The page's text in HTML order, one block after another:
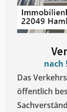
nach
Das
öffentlich